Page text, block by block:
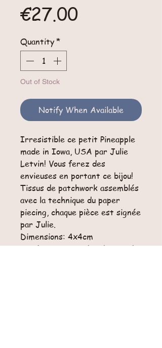
€27.00Price
Quantity*
Out of Stock
Notify When Available
Irresistible ce petit Pineapple
made in Iowa, USA par Julie
Letvin! Vous ferez des
envieuses en portant ce bijou!
Tissus de patchwork assemblés
avec la technique du paper
piecing, chaque pièce est signée
par Julie.
Dimensions: 4x4cm
Livré avec un cordon de soie de